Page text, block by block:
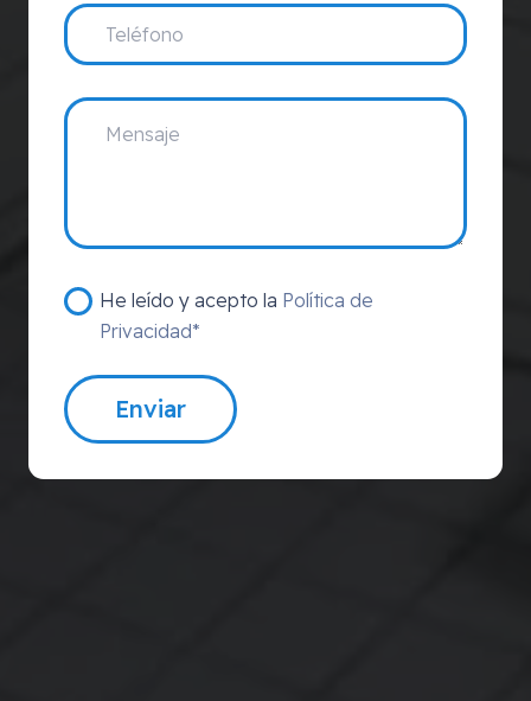
He leído y acepto la Política de
Privacidad*